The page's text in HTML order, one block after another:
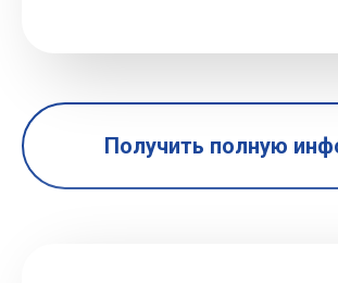
Получить полную